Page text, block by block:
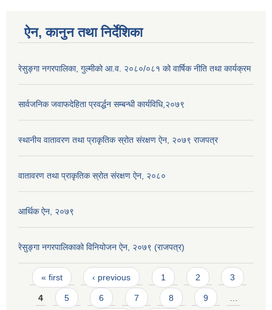
ऐन, कानुन तथा निर्देशिका
रेसुङ्गा नगरपालिका, गुल्मीको आ.व. २०८०/०८१ को वार्षिक नीति तथा कार्यक्रम
सार्वजनिक जवाफदेहिता प्रवर्द्धन सम्बन्धी कार्यविधि,२०७९
स्थानीय वातावरण तथा प्राकृतिक स्रोत संरक्षण ऐन, २०७९ राजपत्र
वातावरण तथा प्राकृतिक स्रोत संरक्षण ऐन, २०८०
आर्थिक ऐन, २०७९
रेसुङ्गा नगरपालिकाको विनियोजन ऐन, २०७९ (राजपत्र)
Pages
« first ‹ previous 1 2 3
4 5 6 7 8 9